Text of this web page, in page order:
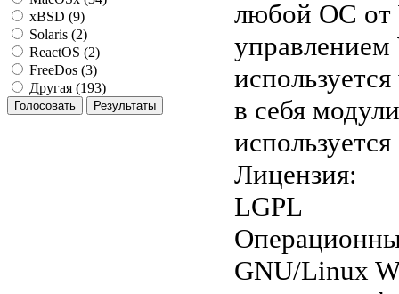
xBSD (9)
Solaris (2)
ReactOS (2)
FreeDos (3)
Другая (193)
любой ОС от
управлением
в себя
Лицензия:
LGPL
GNU/Linux